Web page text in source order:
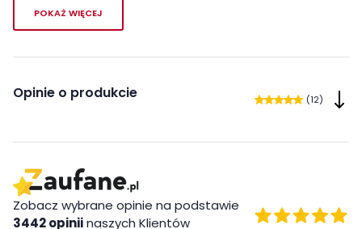
Szerokość:
Kształt blatu:
Materiał blatu: Szkło
POKAŻ WIĘCEJ
Opinie o produkcie (12)
Zobacz wybrane opinie na podstawie
3442 opiniinaszych Klientów